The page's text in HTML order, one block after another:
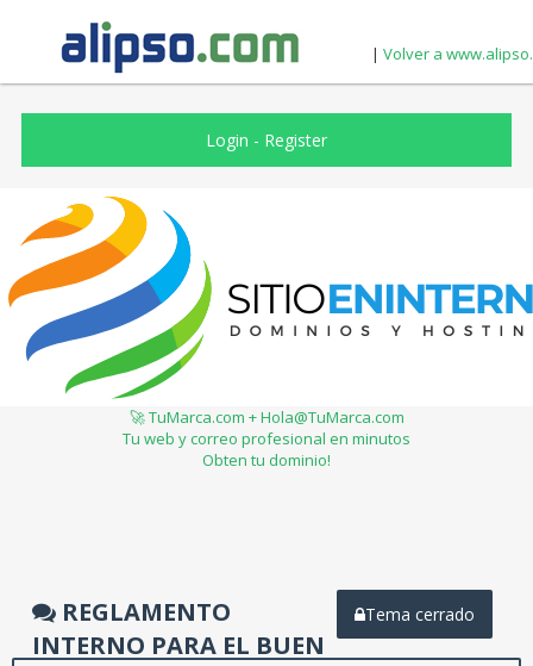
| Volver a
Login - Register
🚀 TuMarca.com + Hola@TuMarca.com
Tu web y correo profesional en minutos
Obten tu dominio!
Tema cerrado
REGLAMENTO
INTERNO PARA EL BUEN